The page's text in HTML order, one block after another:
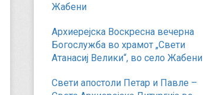
Жабени
Архиерејска Воскресна вечерна
Богослужба во храмот „Свети
Атанасиј Велики“, во село Жабени
Свети апостоли Петар и Павле –